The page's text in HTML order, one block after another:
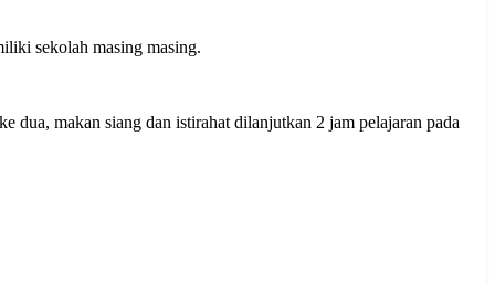
sekolah masing masing.
dua, makan siang dan istirahat dilanjutkan 2 jam pelajaran pada